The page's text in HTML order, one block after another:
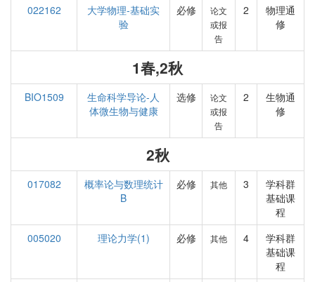
022162
大学物理-基础实
验
必修
论文
或报
告
2
物理通
修
1春,2秋
BIO1509
生命科学导论-人
体微生物与健康
选修
论文
或报
告
2
生物通
修
2秋
017082
概率论与数理统计
B
必修 其他 3
学科群
基础课
程
005020
理论力学(1) 必修 其他 4
学科群
基础课
程